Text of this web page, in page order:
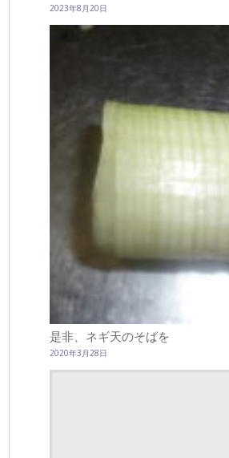
2023年8月20日
是非、ネギ天のそばを
2020年3月28日